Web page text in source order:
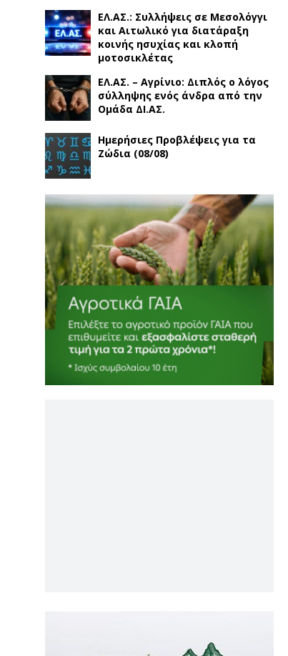
ΕΛ.ΑΣ.: Συλλήψεις σε Μεσολόγγι
και Αιτωλικό για διατάραξη
κοινής ησυχίας και κλοπή
μοτοσικλέτας
ΕΛ.ΑΣ. – Αγρίνιο: Διπλός ο λόγος
σύλληψης ενός άνδρα από την
Ομάδα ΔΙ.ΑΣ.
Ημερήσιες Προβλέψεις για τα
Ζώδια (08/08)